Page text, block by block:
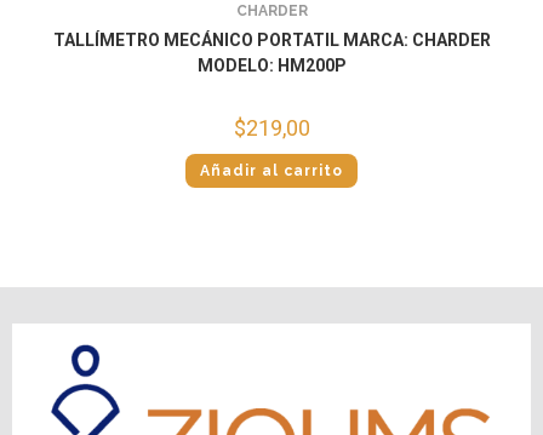
CHARDER
TALLÍMETRO MECÁNICO PORTATIL MARCA: CHARDER
MODELO: HM200P
$219,00
Añadir al carrito